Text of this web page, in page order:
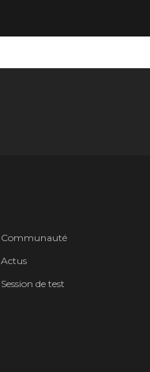
Communauté
Actus
Session de test